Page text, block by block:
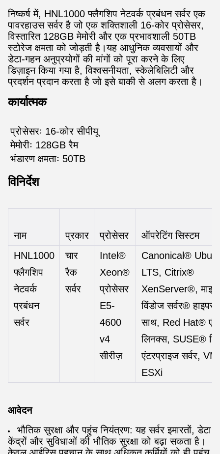
निष्कर्ष में, HNL1000 फ्लैगशिप नेटवर्क प्रबंधन सर्वर एक
पावरहाउस सर्वर है जो एक शक्तिशाली 16-कोर प्रोसेसर,
विस्तारित 128GB मेमोरी और एक प्रभावशाली 50TB
स्टोरेज क्षमता को जोड़ती है।यह आधुनिक व्यवसायों और
डेटा-गहन अनुप्रयोगों की मांगों को पूरा करने के लिए
डिज़ाइन किया गया है, विश्वसनीयता, स्केलेबिलिटी और
प्रदर्शन प्रदान करता है जो इसे बाकी से अलग करता है।
कार्यात्मक
प्रोसेसरः 16-कोर सीपीयू
मेमोरीः 128GB रैम
भंडारण क्षमताः 50TB
विनिर्देश
नाम प्रकार प्रोसेसर
ऑपरेटिंग सिस्टम
HNL1000
फ्लैगशिप
नेटवर्क
प्रबंधन
सर्वर
चार
रैक
सर्वर
Intel®
Xeon®
प्रोसेसर
E5-
4600
v4
सीरीज़
Canonical®
LTS, Citrix®
XenServer®,
विंडोज सर्वर®
साथ, Red Hat®
लिनक्स, SUSE®
एंटरप्राइज सर्वर,
ESXi
आवेदन
भौतिक सुरक्षा और पहुंच नियंत्रण: यह सर्वर इमारतों, डेटा
केंद्रों और सुविधाओं की भौतिक सुरक्षा को बढ़ा सकता है।